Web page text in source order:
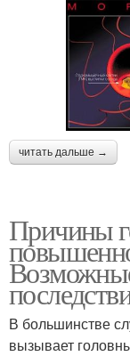
читать дальше →
Причины
В большинстве
вызывает